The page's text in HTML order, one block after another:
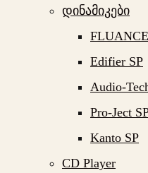
დინამიკები
Edifier SP
Audio-
Pro-Ject
Kanto SP
CD Player